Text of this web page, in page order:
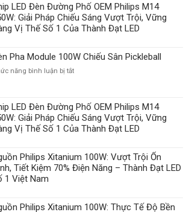
LED Đèn Đường Phố OEM Philips M14
Giải Pháp Chiếu Sáng Vượt Trội, Vững
Vị Thế Số 1 Của Thành Đạt LED
Pha Module 100W Chiếu Sân Pickleball
năng bình luận bị tắtở
Module
100W
Chiếu
Sân
LED Đèn Đường Phố OEM Philips M14
Giải Pháp Chiếu Sáng Vượt Trội, Vững
Vị Thế Số 1 Của Thành Đạt LED
Philips Xitanium 100W: Vượt Trội Ổn
Tiết Kiệm 70% Điện Năng – Thành Đạt LED
1 Việt Nam
Philips Xitanium 100W: Thực Tế Độ Bền